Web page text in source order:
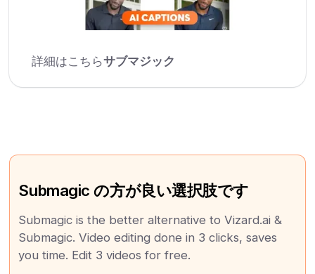
詳細はこちらサブマジック
Submagic の方が良い選択肢です
Submagic is the better alternative to Vizard.ai &
Submagic. Video editing done in 3 clicks, saves
you time. Edit 3 videos for free.